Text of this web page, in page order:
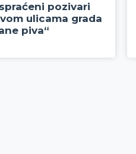
pozivari
ulicama grada
piva“